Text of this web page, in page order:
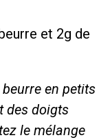
et 2g de
en petits
des doigts
le mélange